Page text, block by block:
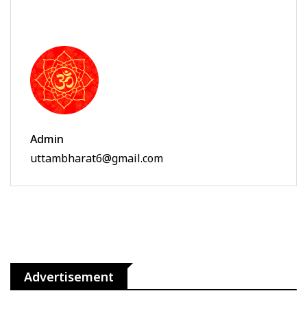
Admin
uttambharat6@gmail.com
Advertisement